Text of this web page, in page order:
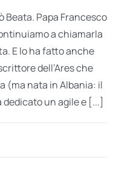
Beata. Papa Francesco
a chiamarla
E lo ha fatto anche
dell’Ares che
(ma nata in Albania: il
un agile e [...]